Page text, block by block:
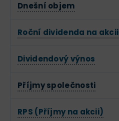
Dnešní objem
Roční dividenda na akcii
Dividendový výnos
Příjmy společnosti
RPS (Příjmy na akcii)